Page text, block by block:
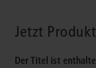
Jetzt
Der Titel ist